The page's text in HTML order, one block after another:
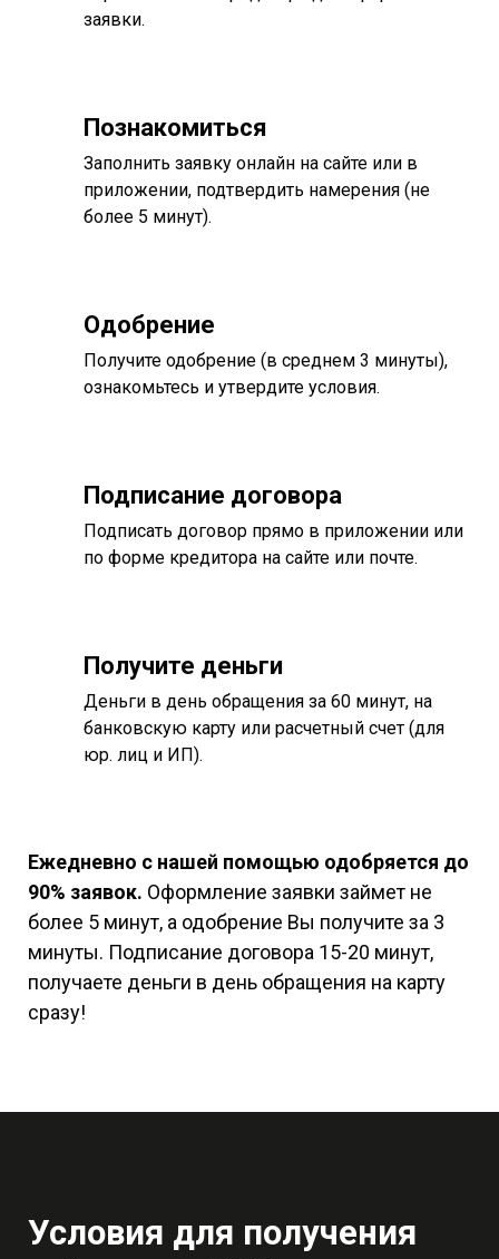
заявки.
Познакомиться
Заполнить заявку онлайн на сайте или в
приложении, подтвердить намерения (не
более 5 минут).
Одобрение
Получите одобрение (в среднем 3 минуты),
ознакомьтесь и утвердите условия.
Подписание договора
Подписать договор прямо в приложении или
по форме кредитора на сайте или почте.
Получите деньги
Деньги в день обращения за 60 минут, на
банковскую карту или расчетный счет (для
юр. лиц и ИП).
Ежедневно с нашей помощью одобряется до
90% заявок. Оформление заявки займет не
более 5 минут, а одобрение Вы получите за 3
минуты. Подписание договора 15-20 минут,
получаете деньги в день обращения на карту
сразу!
Условия для получения